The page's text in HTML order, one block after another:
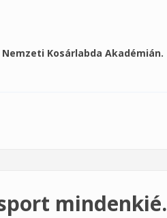
Kosárlabda Akadémián.
mindenkié.